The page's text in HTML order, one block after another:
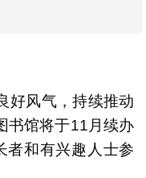
好风气，持续推动
书馆将于11月续办
者和有兴趣人士参